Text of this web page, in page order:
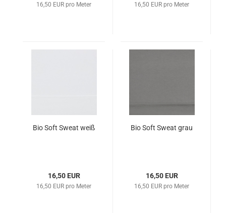
16,50 EUR pro Meter 16,50 EUR pro Meter
Bio Soft Sweat weiß
16,50 EUR
16,50 EUR pro Meter
Bio Soft Sweat grau
16,50 EUR
16,50 EUR pro Meter